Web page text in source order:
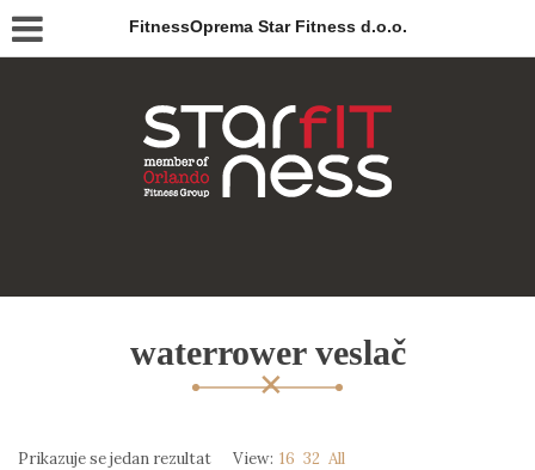
FitnessOprema Star Fitness d.o.o.
waterrower veslač
Prikazuje se jedan rezultat View: 16 32 All